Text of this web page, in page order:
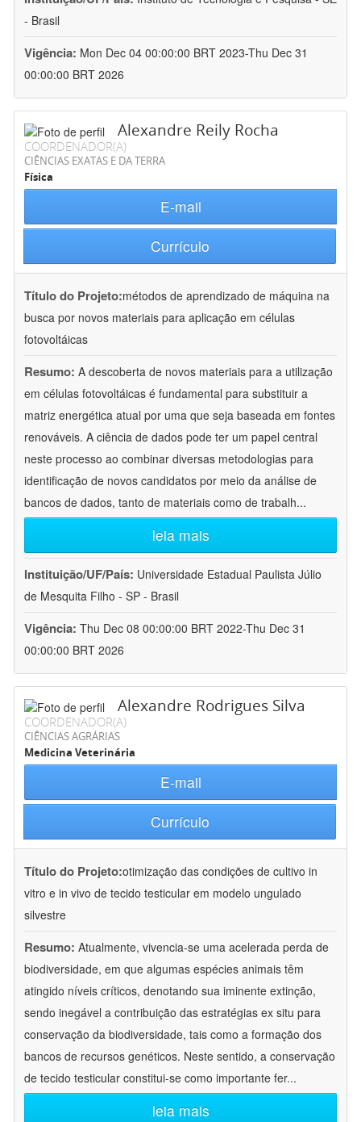
- Brasil
Vigência: Mon Dec 04 00:00:00 BRT 2023-Thu Dec 31
00:00:00 BRT 2026
Alexandre Reily Rocha
COORDENADOR(A)
CIÊNCIAS EXATAS E DA TERRA
Física
E-mail
Currículo
Título do Projeto:métodos de aprendizado de máquina na
busca por novos materiais para aplicação em células
fotovoltáicas
Resumo: A descoberta de novos materiais para a utilização
em células fotovoltáicas é fundamental para substituir a
matriz energética atual por uma que seja baseada em fontes
renováveis. A ciência de dados pode ter um papel central
neste processo ao combinar diversas metodologias para
identificação de novos candidatos por meio da análise de
bancos de dados, tanto de materiais como de trabalh...
leia mais
Instituição/UF/País: Universidade Estadual Paulista Júlio
de Mesquita Filho - SP - Brasil
Vigência: Thu Dec 08 00:00:00 BRT 2022-Thu Dec 31
00:00:00 BRT 2026
Alexandre Rodrigues Silva
COORDENADOR(A)
CIÊNCIAS AGRÁRIAS
Medicina Veterinária
E-mail
Currículo
Título do Projeto:otimização das condições de cultivo in
vitro e in vivo de tecido testicular em modelo ungulado
silvestre
Resumo: Atualmente, vivencia-se uma acelerada perda de
biodiversidade, em que algumas espécies animais têm
atingido níveis críticos, denotando sua iminente extinção,
sendo inegável a contribuição das estratégias ex situ para
conservação da biodiversidade, tais como a formação dos
bancos de recursos genéticos. Neste sentido, a conservação
de tecido testicular constitui-se como importante fer...
leia mais